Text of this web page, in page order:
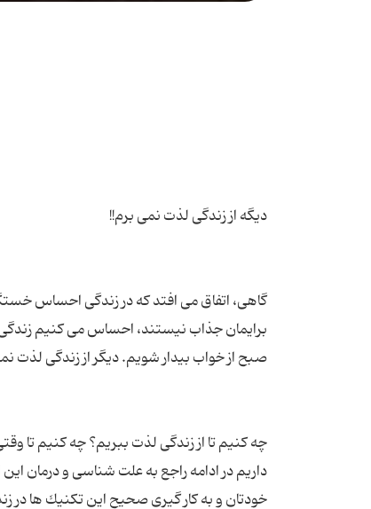
گاهی، اتفاق می افتد كه در زندگی احساس
برایمان جذاب نیستند، احساس می كنیم
چه كنیم تا از زندگی لذت ببریم؟ چه كنیم تا
داریم در ادامه راجع به علت شناسی و درمان